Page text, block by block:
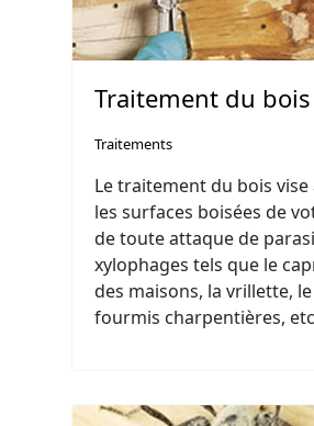
Traitement du bois
Traitements
Le traitement du bois vise
les surfaces boisées de
de toute attaque de
xylophages tels que le
des maisons, la vrillette,
fourmis charpentières,